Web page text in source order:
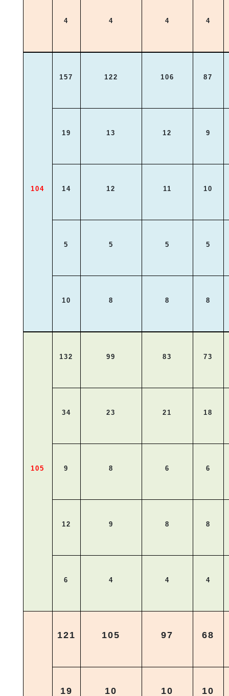
4 4 4 4
104
157 122 106 87
19 13 12 9
14 12 11 10
5 5 5 5
10 8 8 8
105
132 99 83 73
34 23 21 18
9 8 6 6
12 9 8 8
6 4 4 4
121 105 97 68
19 10 10 10